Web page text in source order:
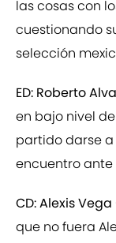
las cosas con
cuestionando
selección
ED: Roberto
en bajo nivel
partido darse
encuentro ante
CD: Alexis
que no fuera